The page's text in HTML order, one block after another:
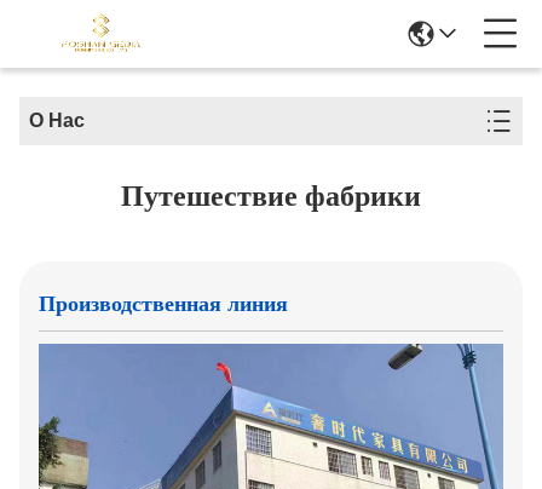
О Нас
Путешествие фабрики
Производственная линия